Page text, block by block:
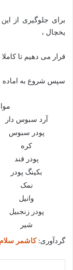
برای جلوگیری از
یخچال ،
قرار می دهیم تا
سپس شروع به اماده
آرد سبوس دار
پودر سبوس
کره
پودر قند
بکینگ پودر
نمک
وانیل
پودر زنجبیل
شیر
گردآوری:کاشمر سلام